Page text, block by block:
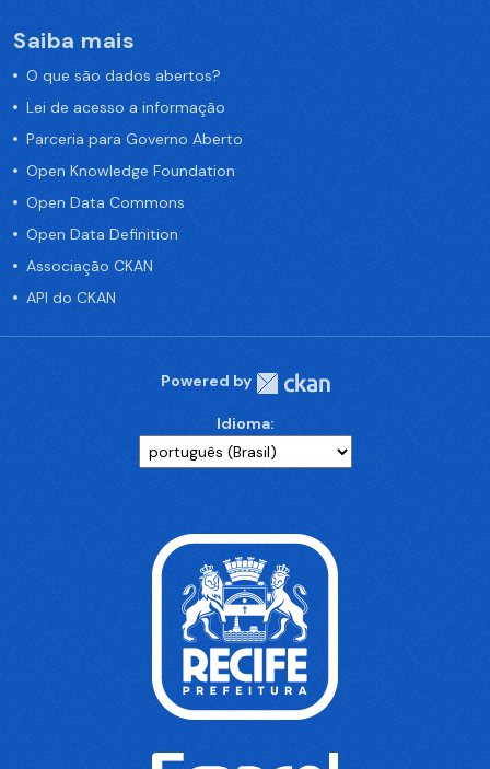
Saiba mais
O que são dados abertos?
Lei de acesso a informação
Parceria para Governo Aberto
Open Knowledge Foundation
Open Data Commons
Open Data Definition
Associação CKAN
API do CKAN
Powered by
Idioma